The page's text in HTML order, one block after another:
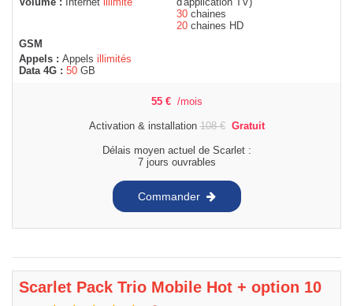
30 chaines
20 chaines HD
GSM
Appels : Appels illimités
Data 4G : 50 GB
55 € /mois
Activation & installation108€ Gratuit
Délais moyen actuel de Scarlet :
7 jours ouvrables
Commander
Scarlet Pack Trio Mobile Hot + option 10